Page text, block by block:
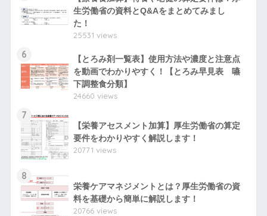
生労働省の資料とQ&Aをまとめてみまし
た！
25531 views
6
【とろみ剤一覧表】使用方法や濃度と注意点
を動画でわかりやすく！【とろみ早見表 嚥
下調整食分類】
24660 views
7
【栄養アセスメント加算】厚生労働省の算定
要件をわかりやすく解説します！
20771 views
8
栄養ケアマネジメントとは？厚生労働省の資
料を基礎から簡単に解説します！
20766 views